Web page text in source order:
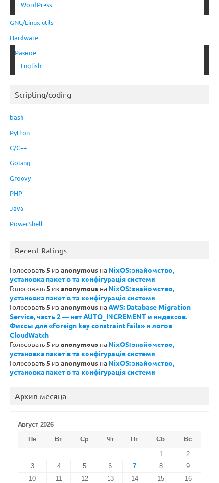
WordPress
GNU/Linux utils
Hardware
Разное
English
Scripting/coding
bash
Python
C/C++
Golang
Groovy
PHP
Java
PowerShell
Recent Ratings
Голосовать5 из anonymous на NixOS: знайомство,
установка пакетів та конфігурація системи
Голосовать5 из anonymous на NixOS: знайомство,
установка пакетів та конфігурація системи
Голосовать5 из anonymous наAWS: Database Migration
Service, часть 2 — нет AUTO_INCREMENT и индексов.
Фиксы для «foreign key constraint fails» и логов
CloudWatch
Голосовать5 из anonymous на NixOS: знайомство,
установка пакетів та конфігурація системи
Голосовать5 из anonymous на NixOS: знайомство,
установка пакетів та конфігурація системи
Архив месяца
Август 2026
Пн
Вт Ср Чт Пт Сб
Вс
1
2
3
4 5 6 7 8
9
10
11 12 13 14 15 16